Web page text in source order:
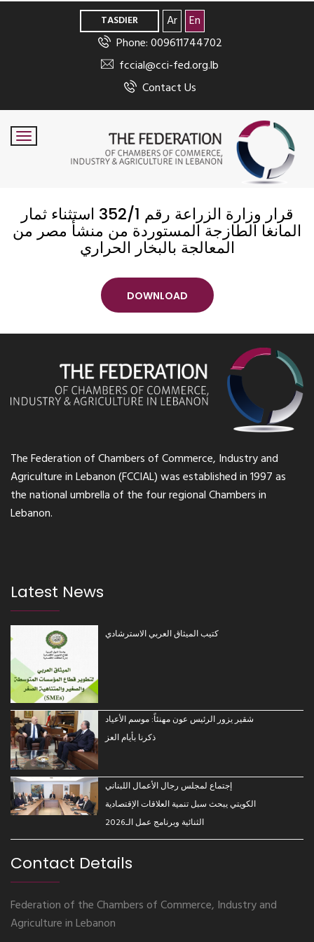
TASDIER Ar
En
Phone: 009611744702
fccial@cci-fed.org.lb
Contact Us
قرار وزارة الزراعة رقم 352/1 استثناء ثمار
المانغا الطازجة المستوردة من منشأ مصر من
المعالجة بالبخار الحراري
DOWNLOAD
The Federation of Chambers of Commerce, Industry and
Agriculture in Lebanon (FCCIAL) was established in 1997 as
the national umbrella of the four regional Chambers in
Lebanon.
Latest News
كتيب الميثاق العربي الاسترشادي
شقير يزور الرئيس عون مهنئاً: موسم الأعياد
ذكرنا بأيام العز
إجتماع لمجلس رجال الأعمال اللبناني
الكويتي يبحث سبل تنمية العلاقات الإقتصادية
الثنائية وبرنامج عمل الـ2026
Contact Details
Federation of the Chambers of Commerce, Industry and
Agriculture in Lebanon